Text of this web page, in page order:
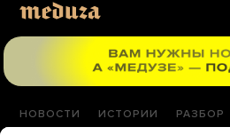
НОВОСТИ ИСТОРИИ РАЗБОР